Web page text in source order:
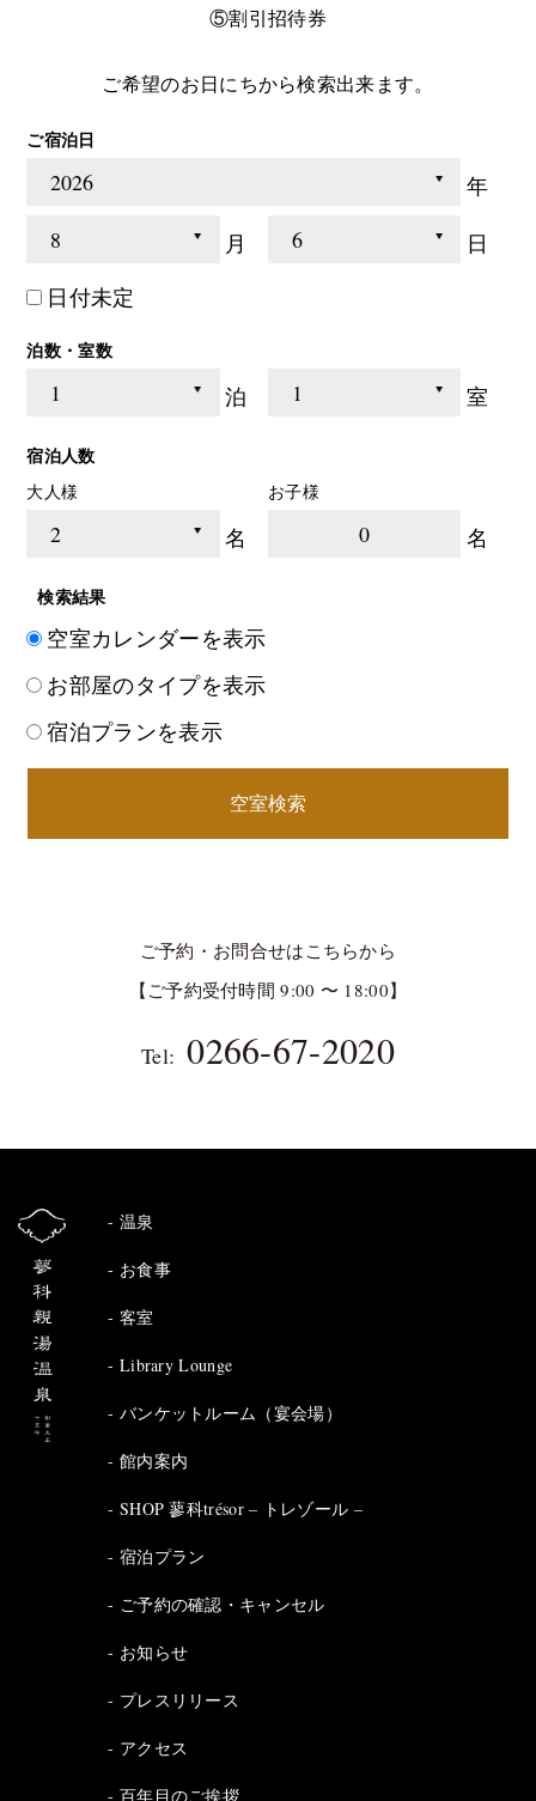
⑤割引招待券
ご希望のお日にちから検索出来ます。
ご宿泊日
年
月
日
日付未定
泊数・室数
泊 室
宿泊人数
大人様
名
お子様
0 名
検索結果
空室カレンダーを表示
お部屋のタイプを表示
宿泊プランを表示
空室検索
ご予約・お問合せはこちらから
【ご予約受付時間 9:00 〜 18:00】
Tel: 0266-67-2020
温泉
お食事
客室
Library Lounge
バンケットルーム（宴会場）
館内案内
SHOP 蓼科trésor – トレゾール –
宿泊プラン
ご予約の確認・キャンセル
お知らせ
プレスリリース
アクセス
百年目のご挨拶